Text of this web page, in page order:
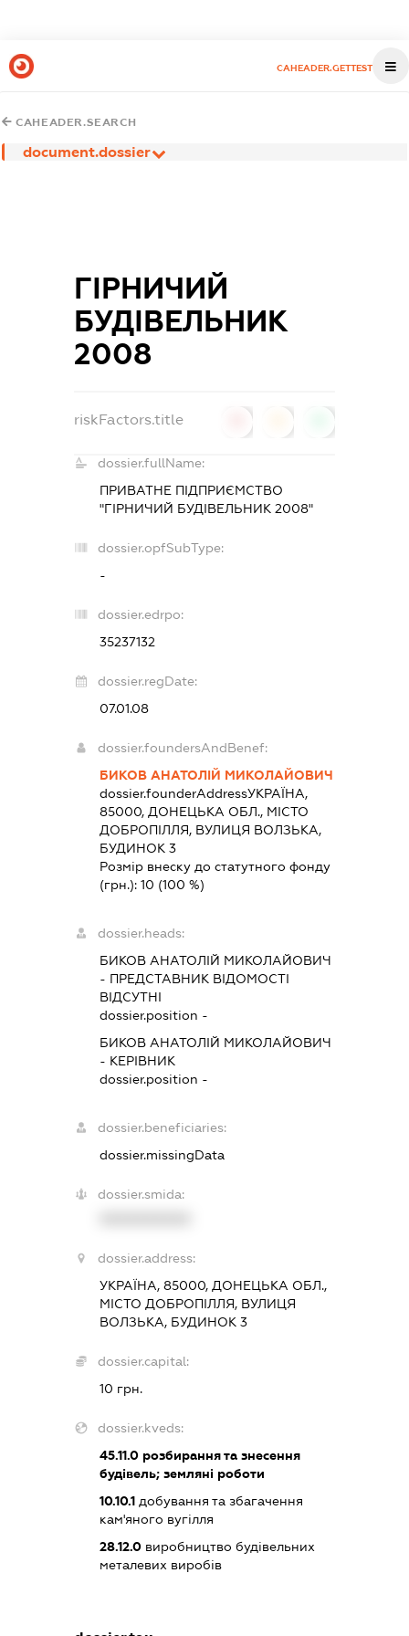
CAHEADER.GETTEST
CAHEADER.SEARCH
document.dossier
ГІРНИЧИЙ
БУДІВЕЛЬНИК
2008
riskFactors.title
dossier.fullName:
ПРИВАТНЕ ПІДПРИЄМСТВО
"ГІРНИЧИЙ БУДІВЕЛЬНИК 2008"
dossier.opfSubType:
-
dossier.edrpo:
35237132
dossier.regDate:
07.01.08
dossier.foundersAndBenef:
БИКОВ АНАТОЛІЙ МИКОЛАЙОВИЧ
dossier.founderAddressУКРАЇНА,
85000, ДОНЕЦЬКА ОБЛ., МІСТО
ДОБРОПІЛЛЯ, ВУЛИЦЯ ВОЛЗЬКА,
БУДИНОК 3
Розмір внеску до статутного фонду
(грн.):10 (100 %)
dossier.heads:
БИКОВ АНАТОЛІЙ МИКОЛАЙОВИЧ
- ПРЕДСТАВНИК ВІДОМОСТІ
ВІДСУТНІ
dossier.position -
БИКОВ АНАТОЛІЙ МИКОЛАЙОВИЧ
- КЕРІВНИК
dossier.position -
dossier.beneficiaries:
dossier.missingData
dossier.smida:
dossier.address:
УКРАЇНА, 85000, ДОНЕЦЬКА ОБЛ.,
МІСТО ДОБРОПІЛЛЯ, ВУЛИЦЯ
ВОЛЗЬКА, БУДИНОК 3
dossier.capital:
10 грн.
dossier.kveds:
45.11.0 розбирання та знесення
будівель; земляні роботи
10.10.1 добування та збагачення
кам'яного вугілля
28.12.0 виробництво будівельних
металевих виробів